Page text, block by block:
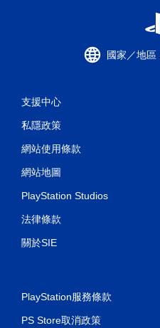
國家／地區
支援中心
私隱政策
網站使用條款
網站地圖
PlayStation Studios
法律條款
關於SIE
PlayStation服務條款
PS Store取消政策